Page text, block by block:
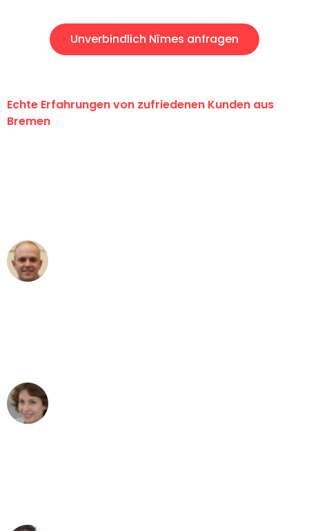
Unverbindlich Nîmes anfragen
Echte Erfahrungen von zufriedenen Kunden aus
Bremen